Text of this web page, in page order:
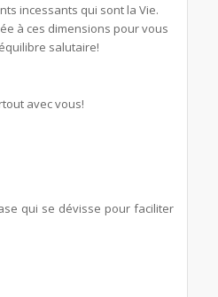
incessants qui sont la Vie.
à ces dimensions pour vous
salutaire!
avec vous!
qui se dévisse pour faciliter